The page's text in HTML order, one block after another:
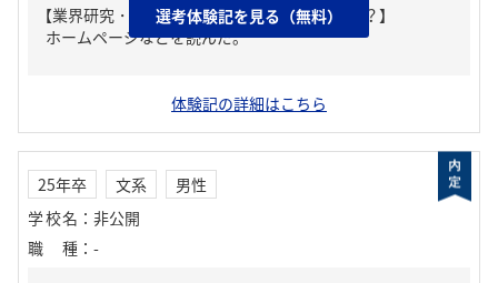
【業界研究・企業研究はどんな風にしましたか？】
ホームページなどを読んだ。
選考体験記を見る（無料）
体験記の詳細はこちら
25年卒 文系
男性
学校名 ： 非公開
職種 ： -